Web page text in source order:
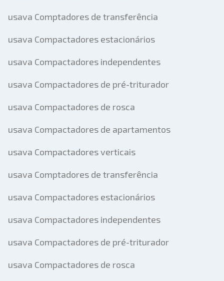
usava Comptadores de transferência
usava Compactadores estacionários
usava Compactadores independentes
usava Compactadores de pré-triturador
usava Compactadores de rosca
usava Compactadores de apartamentos
usava Compactadores verticais
usava Comptadores de transferência
usava Compactadores estacionários
usava Compactadores independentes
usava Compactadores de pré-triturador
usava Compactadores de rosca